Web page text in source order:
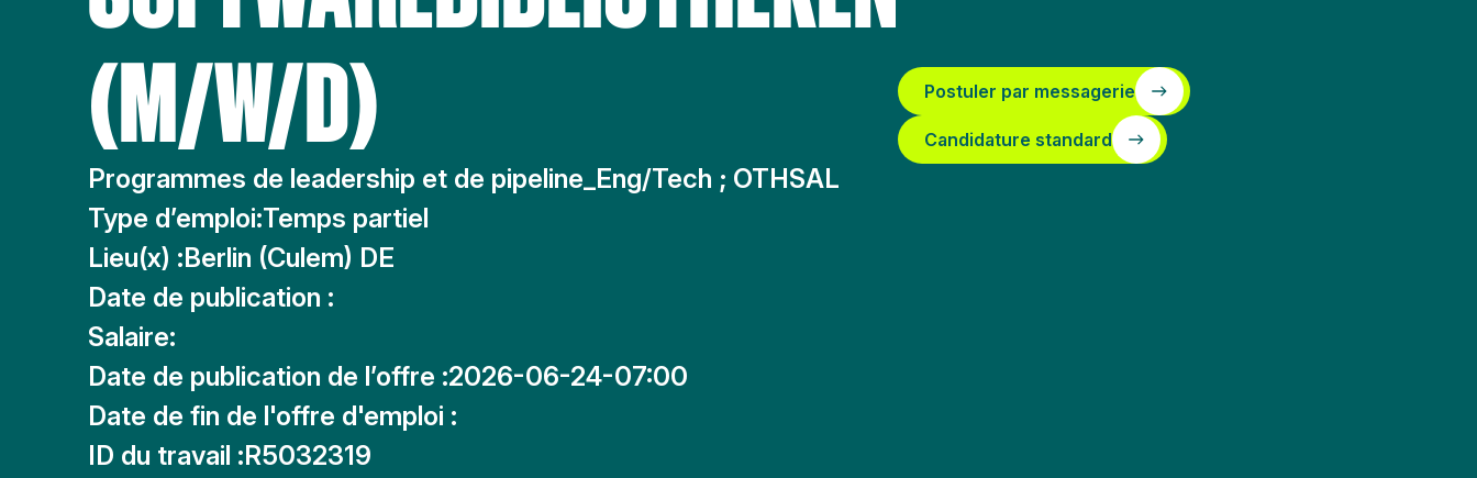
(M/W/D)
Programmes de leadership et de pipeline_Eng/Tech ; OTHSAL
Type d’emploi:Temps partiel
Lieu(x) :Berlin (Culem) DE
Date de publication :
Salaire:
Date de publication de l’offre :2026-06-24-07:00
Date de fin de l'offre d'emploi :
ID du travail :R5032319
Postuler par messagerie
Candidature standard